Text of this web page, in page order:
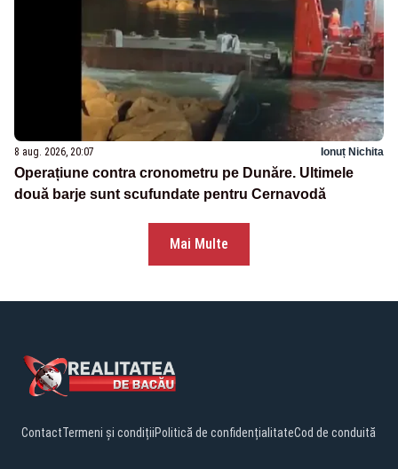
8 aug. 2026, 20:07 Ionuț Nichita
Operațiune contra cronometru pe Dunăre. Ultimele
două barje sunt scufundate pentru Cernavodă
Mai Multe
ContactTermeni și condițiiPolitică de confidențialitateCod de conduită